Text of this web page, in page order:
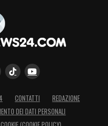
CONTATTI
REDAZIONE
DEI DATI PERSONALI